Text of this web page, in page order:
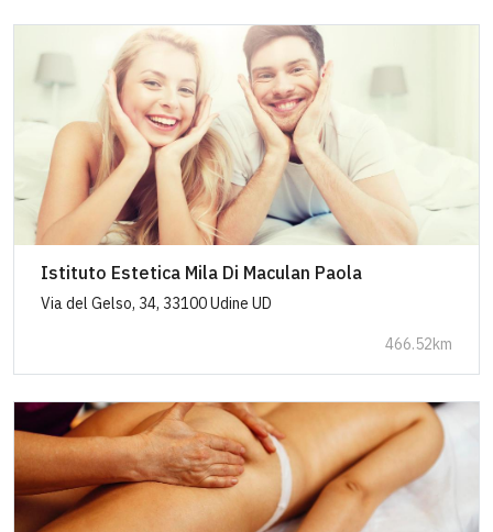
Istituto Estetica Mila Di Maculan Paola
Via del Gelso, 34, 33100 Udine UD
466.52km